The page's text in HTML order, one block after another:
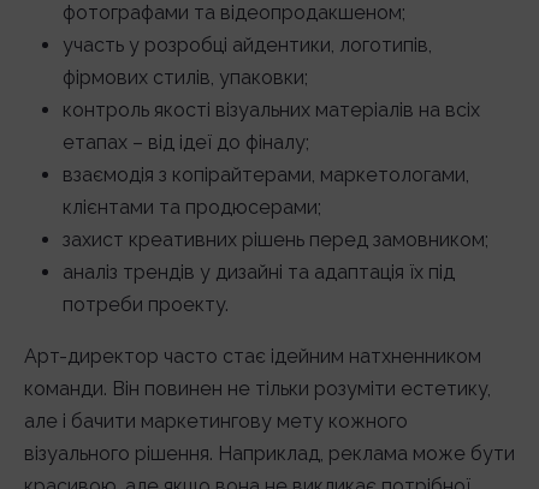
фотографами та відеопродакшеном;
участь у розробці айдентики, логотипів,
фірмових стилів, упаковки;
контроль якості візуальних матеріалів на всіх
етапах – від ідеї до фіналу;
взаємодія з копірайтерами, маркетологами,
клієнтами та продюсерами;
захист креативних рішень перед замовником;
аналіз трендів у дизайні та адаптація їх під
потреби проекту.
Арт-директор часто стає ідейним натхненником
команди. Він повинен не тільки розуміти естетику,
але і бачити маркетингову мету кожного
візуального рішення. Наприклад, реклама може бути